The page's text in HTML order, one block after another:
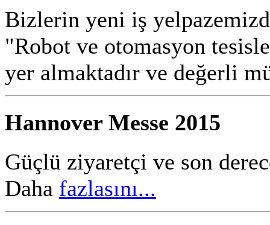
Bizlerin yeni iş
"Robot ve otomasyon
yer almaktadır ve değerli
Hannover Messe 2015
Güçlü ziyaretçi ve son
Daha fazlasını...